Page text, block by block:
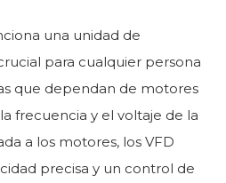
una unidad de
para cualquier persona
que dependan de motores
frecuencia y el voltaje de la
a los motores, los VFD
precisa y un control de